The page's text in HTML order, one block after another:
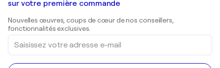
Estampes
Peintures acryliques
Galeries d'art en Belgique
sur votre première commande
Nouvelles œuvres, coups de cœur de nos conseillers,
fonctionnalités exclusives.
Saisissez
votre
adresse
e-